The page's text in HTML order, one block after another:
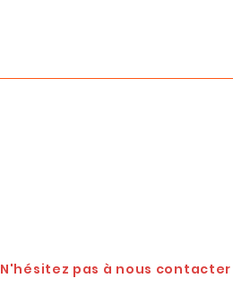
N'hésitez pas à nous contacter